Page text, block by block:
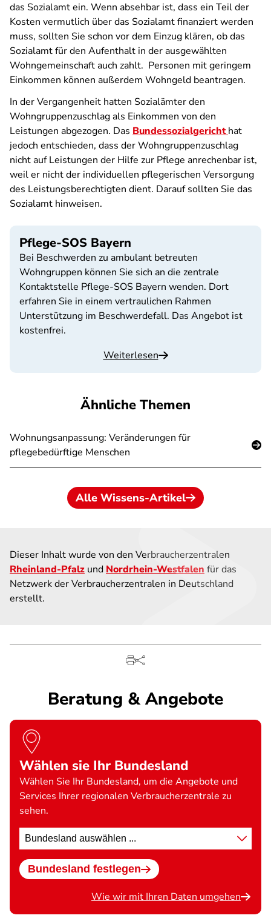
das Sozialamt ein. Wenn absehbar ist, dass ein Teil der
Kosten vermutlich über das Sozialamt finanziert werden
muss, sollten Sie schon vor dem Einzug klären, ob das
Sozialamt für den Aufenthalt in der ausgewählten
Wohngemeinschaft auch zahlt. Personen mit geringem
Einkommen können außerdem Wohngeld beantragen.
In der Vergangenheit hatten Sozialämter den
Wohngruppenzuschlag als Einkommen von den
Leistungen abgezogen. Das Bundessozialgerichthat
jedoch entschieden, dass der Wohngruppenzuschlag
nicht auf Leistungen der Hilfe zur Pflege anrechenbar ist,
weil er nicht der individuellen pflegerischen Versorgung
des Leistungsberechtigten dient. Darauf sollten Sie das
Sozialamt hinweisen.
Pflege-SOS Bayern
Bei Beschwerden zu ambulant betreuten
Wohngruppen können Sie sich an die zentrale
Kontaktstelle Pflege-SOS Bayern wenden. Dort
erfahren Sie in einem vertraulichen Rahmen
Unterstützung im Beschwerdefall. Das Angebot ist
kostenfrei.
Weiterlesen
Ähnliche Themen
Wohnungsanpassung: Veränderungen für
pflegebedürftige Menschen
Alle Wissens-Artikel
Dieser Inhalt wurde von den Verbraucherzentralen
Rheinland-Pfalz und Nordrhein-Westfalen für das
Netzwerk der Verbraucherzentralen in Deutschland
erstellt.
Beratung & Angebote
Wählen sie Ihr Bundesland
Wählen Sie Ihr Bundesland, um die Angebote und
Services Ihrer regionalen Verbraucherzentrale zu
sehen.
Standort
wählen
Bundesland festlegen
Wie wir mit Ihren Daten umgehen